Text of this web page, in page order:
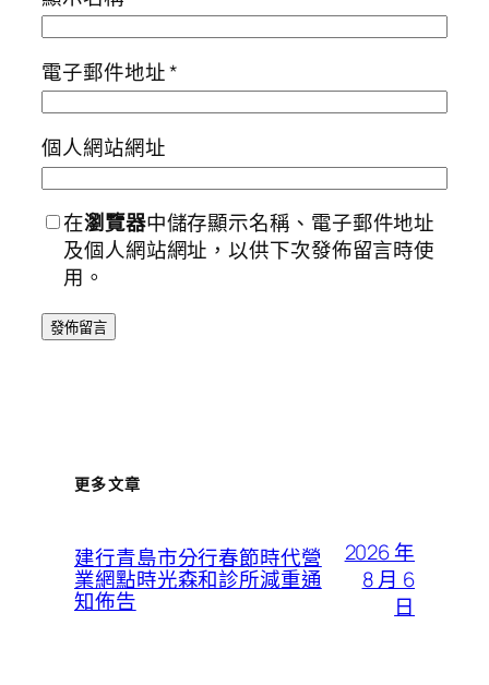
電子郵件地址*
個人網站網址
在瀏覽器中儲存顯示名稱、電子郵件地址
及個人網站網址，以供下次發佈留言時使
用。
更多文章
建行青島市分行春節時代營
業網點時光森和診所減重通
知佈告
2026 年
8 月 6
日